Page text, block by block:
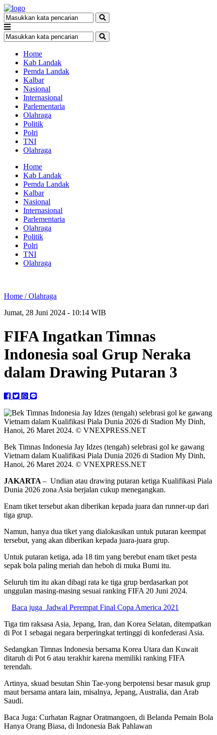
Home
Kab Landak
Pemda Landak
Kalbar
Nasional
Internasional
Parlementaria
Olahraga
Politik
Polri
TNI
Olahraga
Home
Kab Landak
Pemda Landak
Kalbar
Nasional
Internasional
Parlementaria
Olahraga
Politik
Polri
TNI
Olahraga
Home /Olahraga
Jumat, 28 Juni 2024 - 10:14 WIB
FIFA Ingatkan Timnas
Indonesia soal Grup Neraka
dalam Drawing Putaran 3
Bek Timnas Indonesia Jay Idzes (tengah) selebrasi gol ke gawang
Vietnam dalam Kualifikasi Piala Dunia 2026 di Stadion My Dinh,
Hanoi, 26 Maret 2024. © VNEXPRESS.NET
JAKARTA – Undian atau drawing putaran ketiga Kualifikasi Piala
Dunia 2026 zona Asia berjalan cukup menegangkan.
Enam tiket tersebut akan diberikan kepada juara dan runner-up dari
tiga grup.
Namun, hanya dua tiket yang dialokasikan untuk putaran keempat
tersebut, yang akan diberikan kepada juara-juara grup.
Untuk putaran ketiga, ada 18 tim yang berebut enam tiket pesta
sepak bola paling meriah dan heboh di muka Bumi itu.
Seluruh tim itu akan dibagi rata ke tiga grup berdasarkan pot
unggulan masing-masing sesuai ranking FIFA 20 Juni 2024.
Baca juga Jadwal Perempat Final Copa America 2021
Tiga tim raksasa Asia, Jepang, Iran, dan Korea Selatan, ditempatkan
di Pot 1 sebagai negara berperingkat tertinggi di konfederasi Asia.
Sedangkan Timnas Indonesia bersama Korea Utara dan Kuwait
ditaruh di Pot 6 atau terakhir karena memiliki ranking FIFA
terendah.
Artinya, skuad besutan Shin Tae-yong berpotensi besar masuk grup
maut bersama antara lain, misalnya, Jepang, Australia, dan Arab
Saudi.
Baca Juga: Curhatan Ragnar Oratmangoen, di Belanda Pemain Bola
Hanya Orang Biasa, di Indonesia Bak Pahlawan